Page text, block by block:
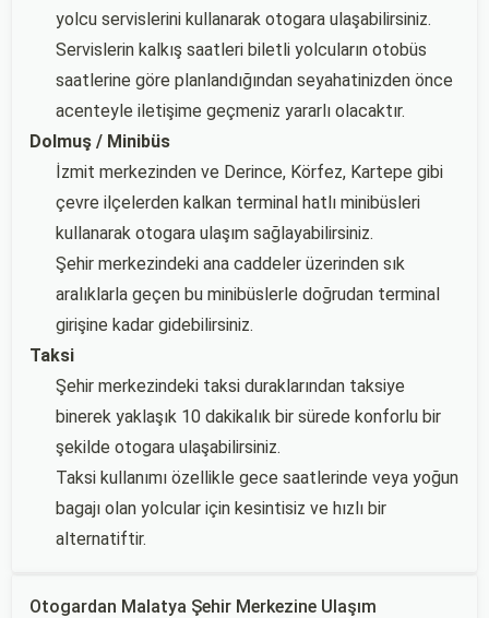
yolcu servislerini kullanarak otogara ulaşabilirsiniz.
Servislerin kalkış saatleri biletli yolcuların otobüs
saatlerine göre planlandığından seyahatinizden önce
acenteyle iletişime geçmeniz yararlı olacaktır.
Dolmuş / Minibüs
İzmit merkezinden ve Derince, Körfez, Kartepe gibi
çevre ilçelerden kalkan terminal hatlı minibüsleri
kullanarak otogara ulaşım sağlayabilirsiniz.
Şehir merkezindeki ana caddeler üzerinden sık
aralıklarla geçen bu minibüslerle doğrudan terminal
girişine kadar gidebilirsiniz.
Taksi
Şehir merkezindeki taksi duraklarından taksiye
binerek yaklaşık 10 dakikalık bir sürede konforlu bir
şekilde otogara ulaşabilirsiniz.
Taksi kullanımı özellikle gece saatlerinde veya yoğun
bagajı olan yolcular için kesintisiz ve hızlı bir
alternatiftir.
Otogardan Malatya Şehir Merkezine Ulaşım